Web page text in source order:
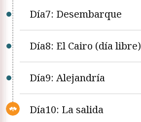
Día7: Desembarque
Día8: El Cairo (día libre)
Día9: Alejandría
Día10: La salida